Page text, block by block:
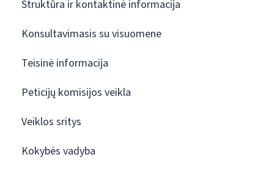
Struktūra ir kontaktinė informacija
Konsultavimasis su visuomene
Teisinė informacija
Peticijų komisijos veikla
Veiklos sritys
Kokybės vadyba